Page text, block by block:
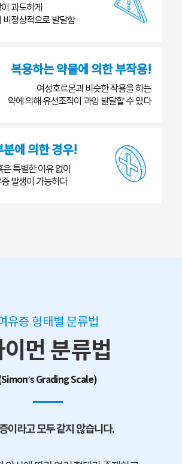
과도하게
비정상적으로 발달함
복용하는 약물에 의한 부작용!
여성호르몬과 비슷한 작용을 하는
약에 의해 유선조직이 과잉 발달할 수 있다
분에 의한 경우!
특별한 이유 없이
발생이 가능하다
유증 형태별 분류법
먼 분류법
Grading Scale)
이라고 모두 같지 않습니다.